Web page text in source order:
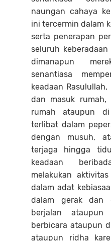
naungan cahaya
ini tercermin dalam
serta penerapan
seluruh keberadaan
dimanapun
senantiasa
keadaan
dan masuk
rumah ataupun
terlibat dalam
dengan musuh,
terjaga hingga
keadaan
melakukan
dalam adat
dalam gerak dan
berjalan
berbicara ataupun
ataupun ridha